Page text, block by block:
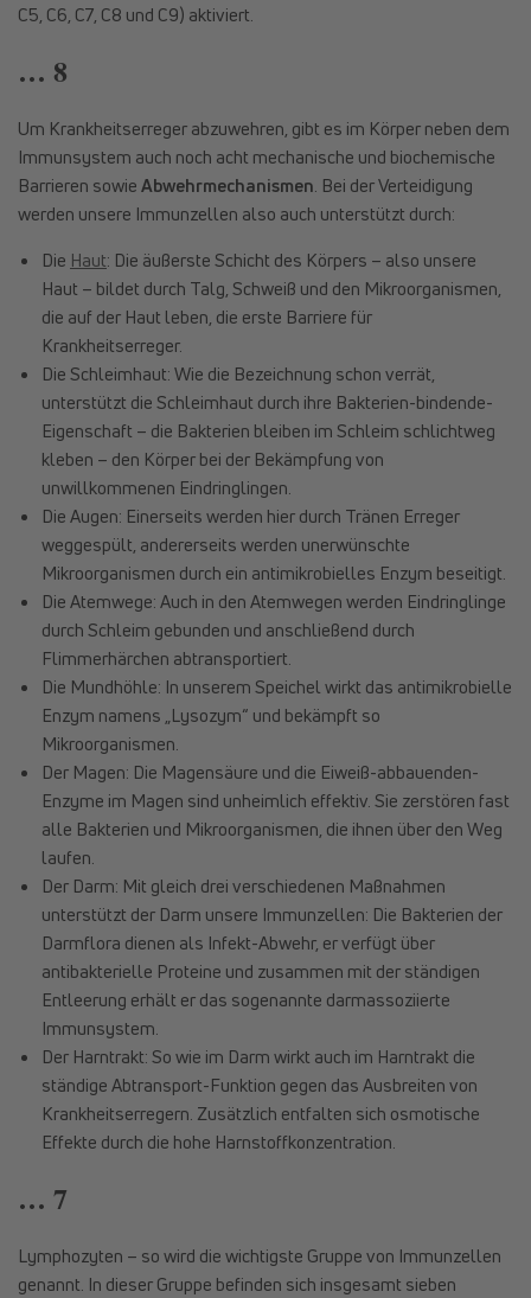
C5, C6, C7, C8 und C9) aktiviert.
… 8
Um Krankheitserreger abzuwehren, gibt es im Körper neben dem
Immunsystem auch noch acht mechanische und biochemische
Barrieren sowie Abwehrmechanismen . Bei der Verteidigung
werden unsere Immunzellen also auch unterstützt durch:
Die Haut: Die äußerste Schicht des Körpers – also unsere
Haut – bildet durch Talg, Schweiß und den Mikroorganismen,
die auf der Haut leben, die erste Barriere für
Krankheitserreger.
Die Schleimhaut: Wie die Bezeichnung schon verrät,
unterstützt die Schleimhaut durch ihre Bakterien-bindende-
Eigenschaft – die Bakterien bleiben im Schleim schlichtweg
kleben – den Körper bei der Bekämpfung von
unwillkommenen Eindringlingen.
Die Augen: Einerseits werden hier durch Tränen Erreger
weggespült, andererseits werden unerwünschte
Mikroorganismen durch ein antimikrobielles Enzym beseitigt.
Die Atemwege: Auch in den Atemwegen werden Eindringlinge
durch Schleim gebunden und anschließend durch
Flimmerhärchen abtransportiert.
Die Mundhöhle: In unserem Speichel wirkt das antimikrobielle
Enzym namens „Lysozym“ und bekämpft so
Mikroorganismen.
Der Magen: Die Magensäure und die Eiweiß-abbauenden-
Enzyme im Magen sind unheimlich effektiv. Sie zerstören fast
alle Bakterien und Mikroorganismen, die ihnen über den Weg
laufen.
Der Darm: Mit gleich drei verschiedenen Maßnahmen
unterstützt der Darm unsere Immunzellen: Die Bakterien der
Darmflora dienen als Infekt-Abwehr, er verfügt über
antibakterielle Proteine und zusammen mit der ständigen
Entleerung erhält er das sogenannte darmassoziierte
Immunsystem.
Der Harntrakt: So wie im Darm wirkt auch im Harntrakt die
ständige Abtransport-Funktion gegen das Ausbreiten von
Krankheitserregern. Zusätzlich entfalten sich osmotische
Effekte durch die hohe Harnstoffkonzentration.
… 7
Lymphozyten – so wird die wichtigste Gruppe von Immunzellen
genannt. In dieser Gruppe befinden sich insgesamt sieben